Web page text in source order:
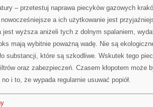
– przetestuj naprawa piecyków gazowych
a ich użytkowanie jest
jest wyższa aniżeli tych z dolnym spalaniem,
mają wybitnie poważną wadę. Nie są
substancji, które są szkodliwe. Wskutek tego
oraz zabezpieczeń. Czasem kłopotem może
i to, że wypada regularnie usuwać popiół.